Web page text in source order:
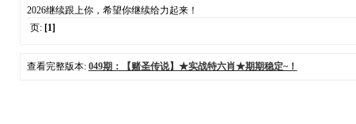
2026继续跟上你，希望你继续给力起来！
页: [1]
查看完整版本: 049期：【赌圣传说】★实战特六肖★期期稳定~！